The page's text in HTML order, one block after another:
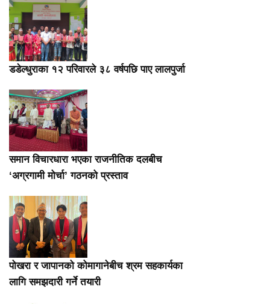
डडेल्धुराका १२ परिवारले ३८ वर्षपछि पाए लालपुर्जा
समान विचारधारा भएका राजनीतिक दलबीच
‘अग्रगामी मोर्चा’ गठनको प्रस्ताव
पोखरा र जापानको कोमागानेबीच श्रम सहकार्यका
लागि समझदारी गर्ने तयारी